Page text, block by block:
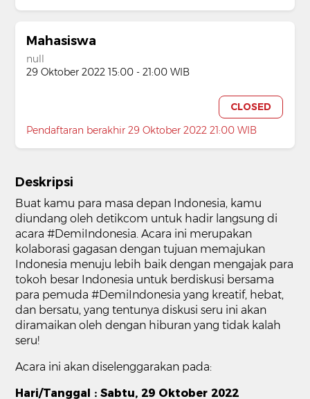
Mahasiswa
null
29 Oktober 2022 15:00 - 21:00 WIB
CLOSED
Pendaftaran berakhir 29 Oktober 2022 21:00 WIB
Deskripsi
Buat kamu para masa depan Indonesia, kamu
diundang oleh detikcom untuk hadir langsung di
acara #DemiIndonesia. Acara ini merupakan
kolaborasi gagasan dengan tujuan memajukan
Indonesia menuju lebih baik dengan mengajak para
tokoh besar Indonesia untuk berdiskusi bersama
para pemuda #DemiIndonesia yang kreatif, hebat,
dan bersatu, yang tentunya diskusi seru ini akan
diramaikan oleh dengan hiburan yang tidak kalah
seru!
Acara ini akan diselenggarakan pada:
Hari/Tanggal : Sabtu, 29 Oktober 2022